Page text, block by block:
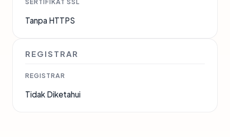
SERTIFIKAT SSL
Tanpa HTTPS
REGISTRAR
REGISTRAR
Tidak Diketahui